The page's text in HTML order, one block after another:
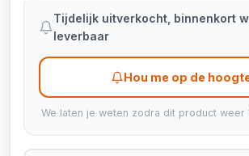
Tijdelijk uitverkocht, binnenkort
leverbaar
Hou me op de
We laten je weten zodra dit product weer